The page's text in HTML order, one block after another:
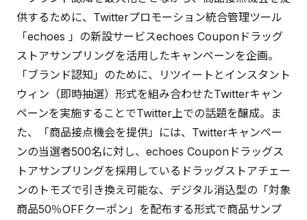
供するために、Twitterプロモーション統合管理ツール
「echoes 」の新設サービスechoes Couponドラッグ
ストアサンプリングを活用したキャンペーンを企画。
「ブランド認知」のために、リツイートとインスタント
ウィン（即時抽選）形式を組み合わせたTwitterキャン
ペーンを実施することでTwitter上での話題を醸成。ま
た、「商品接点機会を提供」には、Twitterキャンペー
ンの当選者500名に対し、echoes Couponドラッグス
トアサンプリングを採用しているドラッグストアチェー
ンのトモズで引き換え可能な、デジタル消込型の「対象
商品50％OFFクーポン」を配布する形式で商品サンプ